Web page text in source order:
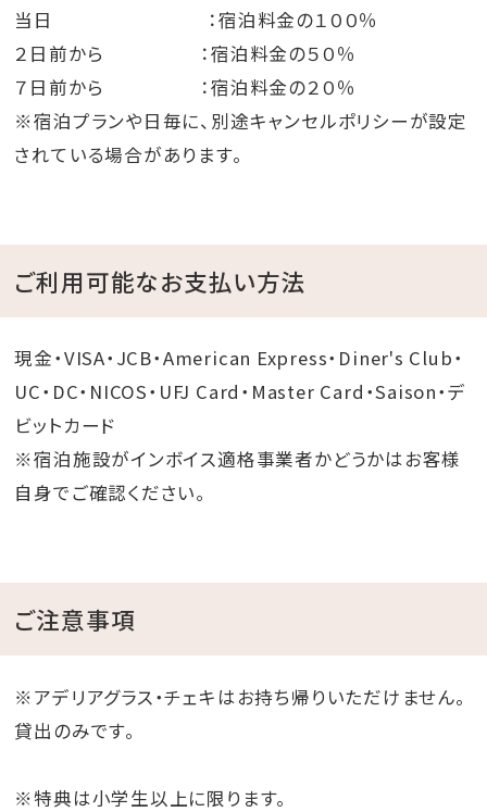
当日 ：宿泊料金の１００％
２日前から ：宿泊料金の５０％
７日前から ：宿泊料金の２０％
※宿泊プランや日毎に、別途キャンセルポリシーが設定
されている場合があります。
ご利用可能なお支払い方法
現金・VISA・JCB・American Express・Diner's Club・
UC・DC・NICOS・UFJ Card・Master Card・Saison・デ
ビットカード
※宿泊施設がインボイス適格事業者かどうかはお客様
自身でご確認ください。
ご注意事項
※アデリアグラス・チェキはお持ち帰りいただけません。
貸出のみです。
※特典は小学生以上に限ります。